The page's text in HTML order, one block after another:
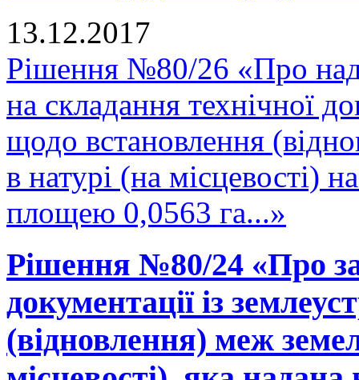
13.12.2017
Рішення №80/26 «Про
на складання технічної
щодо встановлення
в натурі (на місцевості)
площею 0,0563 га...»
Рішення №80/24 «Про
документації із
(відновлення) меж